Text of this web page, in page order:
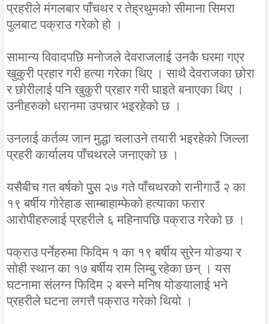
प्रहरीले मंगलबार पाँचथर र तेह्रथुमको सीमाना सिमरा
पुलबाट पक्राउ गरेको हो ।
सामान्य विवादपछि मनोजले देवराजलाई उनकै घरमा गएर
खुकुरी प्रहार गरी हत्या गरेका थिए । साथै देवराजका छोरा
र छोरीलाई पनि खुकुरी प्रहार गरी घाइते बनाएका थिए ।
उनीहरुको धरानमा उपचार भइरहेको छ ।
उनलाई कर्तव्य जान मुद्धा चलाउने तयारी भइरहेको जिल्ला
प्रहरी कार्यालय पाँचथरले जनाएको छ ।
यसैबीच गत बर्षको पुुस २७ गते पाँचथरको रानीगाउँ २ का
१९ बर्षीय गोरेहाङ साम्बाहाम्फेको हत्याका फरार
आरोपीहरुलाई प्रहरीले ६ महिनापछि पक्राउ गरेको छ ।
पक्राउ पर्नेहरुमा फिदिम १ का १९ बर्षीय सुरेन योङया र
सोही स्थान का १७ बर्षीय राम लिम्बु रहेका छन् । यस
घटनामा संलग्न फिदिम २ बस्ने मनिष योङयालाई भने
प्रहरीले घटना लगत्तै पक्राउ गरेको थियो ।